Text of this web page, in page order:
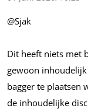
@Sjak
Dit heeft niets met
gewoon
bagger te plaatsen
de inhoudelijke